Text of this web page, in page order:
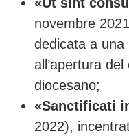
novembre
dedicata a una
all’apertura
diocesano;
«Sanctificati
2022),